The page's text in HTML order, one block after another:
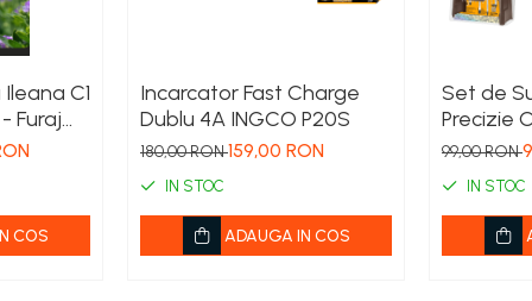
C1
Furaj
COS
Incarcator Fast Charge
Dublu 4A INGCO P20S
180,00 RON159,00 RON
IN STOC
ADAUGA IN COS
Set de
Precizie
suport –
99,00 RON
IN STOC